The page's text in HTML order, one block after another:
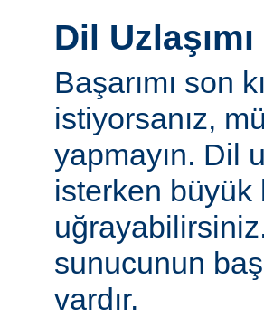
Dil Uzlaşımı
Başarımı son
istiyorsanız,
yapmayın. Dil
isterken büyük
sunucunun
vardır.